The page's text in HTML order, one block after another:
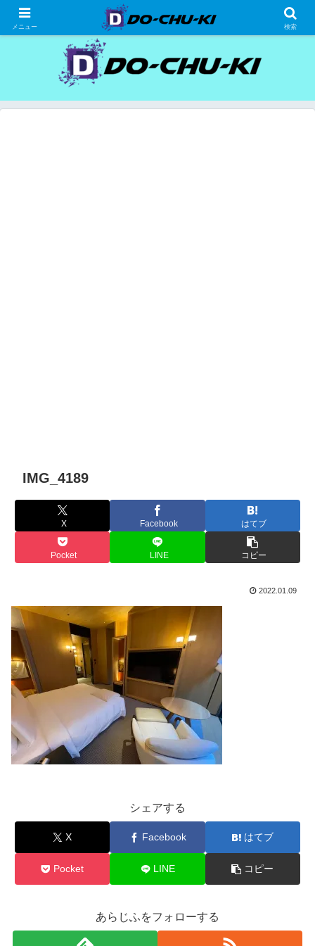
高級ホテルの格安宿泊研究、宿泊記
IMG_4189
X Facebook はてブ
Pocket LINE コピー
2022.01.09
シェアする
X Facebook はてブ
Pocket LINE コピー
あらじふをフォローする
メニュー 検索